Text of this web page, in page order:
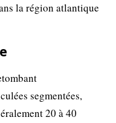
la région atlantique
segmentées,
20 à 40